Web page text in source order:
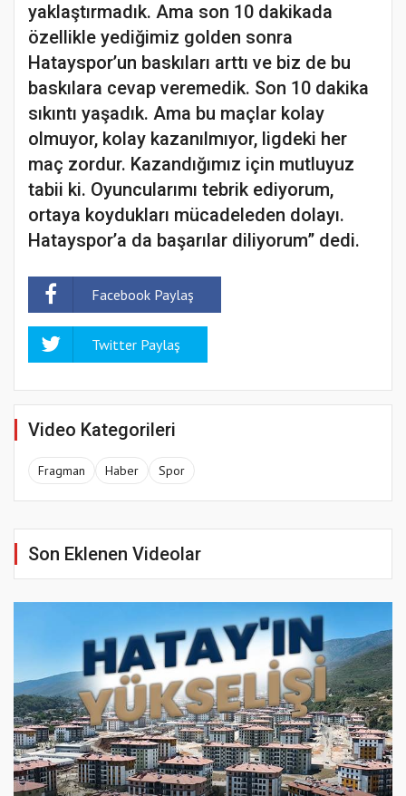
yaklaştırmadık. Ama son 10 dakikada
özellikle yediğimiz golden sonra
Hatayspor’un baskıları arttı ve biz de bu
baskılara cevap veremedik. Son 10 dakika
sıkıntı yaşadık. Ama bu maçlar kolay
olmuyor, kolay kazanılmıyor, ligdeki her
maç zordur. Kazandığımız için mutluyuz
tabii ki. Oyuncularımı tebrik ediyorum,
ortaya koydukları mücadeleden dolayı.
Hatayspor’a da başarılar diliyorum” dedi.
Facebook Paylaş
Twitter Paylaş
Video Kategorileri
Fragman Haber Spor
Son Eklenen Videolar